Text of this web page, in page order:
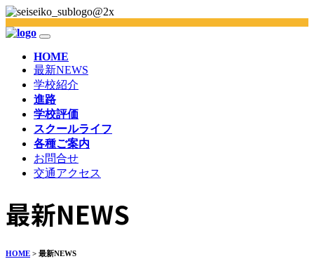
HOME
最新NEWS
学校紹介
進路
学校評価
スクールライフ
各種ご案内
お問合せ
交通アクセス
最新NEWS
HOME > 最新NEWS